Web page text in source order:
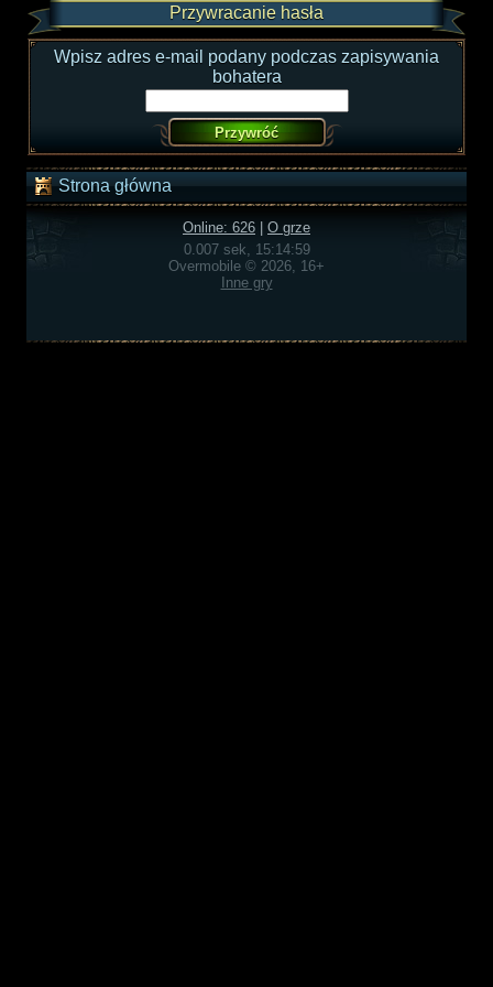
Przywracanie hasła
Wpisz adres e-mail podany podczas zapisywania
bohatera
Strona główna
Online: 626
O grze
0.007 sek, 15:14:59
Overmobile © 2026, 16+
Inne gry